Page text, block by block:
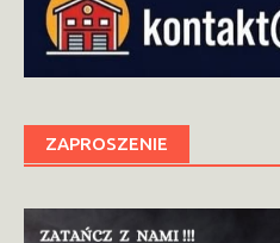
ZAPROSZENIE